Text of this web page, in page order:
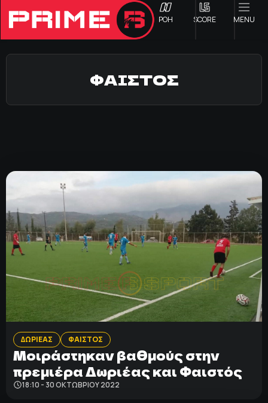
ΡΟΗ SCORE MENU
Α2 ΕΠΣΗ
Β1 ΕΠΣΗ
Β2 ΕΠΣΗ
ΠΟΔΟΣΦΑΙΡΟ
ΑΛΛΑ ΣΠΟΡ
PRIME ZONE
ΕΠΙΚΑΙΡΟΤΗΤΑ
ΦΑΙΣΤΟΣ
ΔΩΡΙΕΑΣ ΦΑΙΣΤΟΣ
Μοιράστηκαν βαθμούς στην
πρεμιέρα Δωριέας και Φαιστός
18:10 - 30 ΟΚΤΩΒΡΊΟΥ 2022